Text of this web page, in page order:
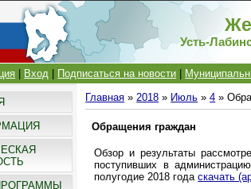
Усть-
Вход Подписаться на новости
Главная »2018 » Июль » 4 »
Обращения граждан
Обзор и результаты
поступивших в
полугодие 2018 годаскачать